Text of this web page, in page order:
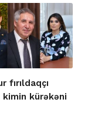
fırıldaqçı
kimin kürəkəni